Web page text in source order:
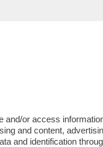
DAGO,
FORZE
and/or access
and content,
and identification